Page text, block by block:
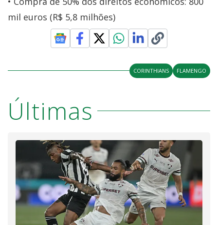
mil euros (R$ 5,8 milhões)
CORINTHIANS FLAMENGO
Últimas